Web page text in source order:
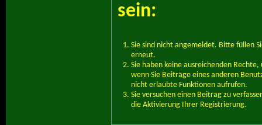
sein:
Sie sind nicht angemeldet. Bitte füllen
erneut.
Sie haben keine ausreichenden
wenn Sie Beiträge eines anderen
nicht erlaubte Funktionen aufrufen.
Sie versuchen einen Beitrag zu
die Aktivierung Ihrer Registrierung.